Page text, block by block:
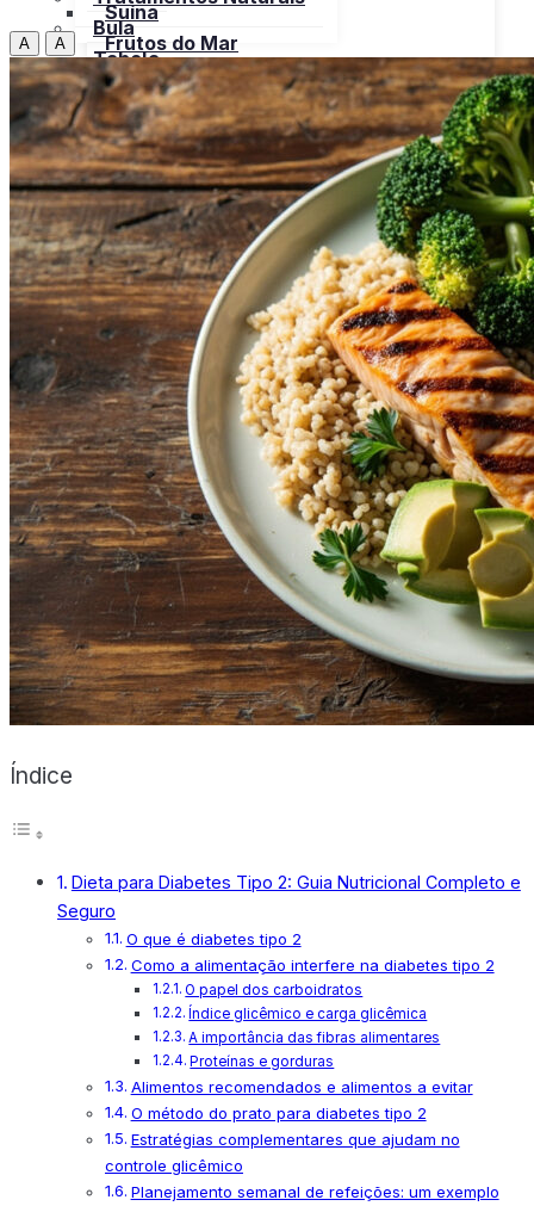
Suína
Frutos do Mar
Cereais
Frutas
Gorduras e Óleos
Leite e Derivados
Verduras, Hortaliças
Bula
X
Bula
Tabela
Nutricional
Open menu
Bebidas
Carnes
Open menu
Bovina
Frango
Peru
Suína
Frutos do Mar
Cereais
Frutas
Gorduras e Óleos
Leite e Derivados
Verduras, Hortaliças
Bula
X
A A
Índice
Dieta para Diabetes Tipo 2: Guia Nutricional Completo e
Seguro
O que é diabetes tipo 2
Como a alimentação interfere na diabetes tipo 2
O papel dos carboidratos
Índice glicêmico e carga glicêmica
A importância das fibras alimentares
Proteínas e gorduras
Alimentos recomendados e alimentos a evitar
O método do prato para diabetes tipo 2
Estratégias complementares que ajudam no
controle glicêmico
Planejamento semanal de refeições: um exemplo